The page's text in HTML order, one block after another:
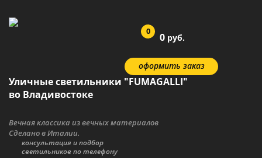
0 0 руб.
оформить заказ
Уличные светильники "FUMAGALLI"
во Владивостоке
Вечная классика из вечных материалов
Сделано в Италии.
консультация и подбор
светильников по телефону